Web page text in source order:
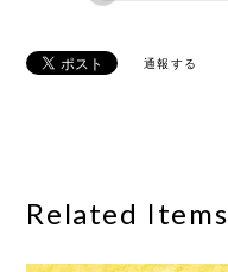
通報する
Related Items